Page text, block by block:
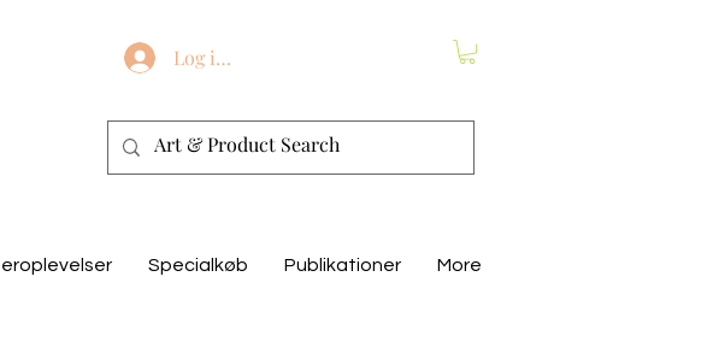
Log ind
Specialkøb Publikationer More